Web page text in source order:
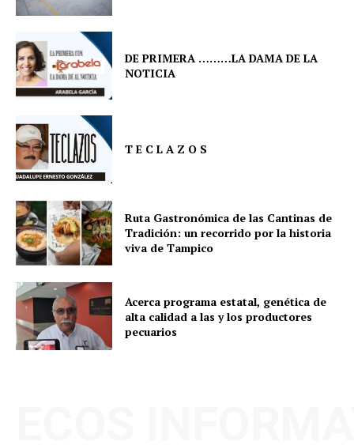
DE PRIMERA ………LA DAMA DE LA
NOTICIA
T E C L A Z O S
Ruta Gastronómica de las Cantinas de
Tradición: un recorrido por la historia
viva de Tampico
Acerca programa estatal, genética de
alta calidad a las y los productores
pecuarios